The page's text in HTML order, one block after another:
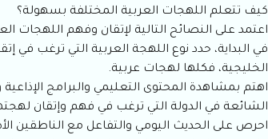
كيف تتعلم اللهجات العربية المختلفة بسهولة؟
اعتمد على النصائح التالية لإتقان وفهم اللهجات
في البداية، حدد نوع اللهجة العربية التي ترغب في
الخليجية، فكلها لهجات عربية.
اهتم بمشاهدة المحتوى التعليمي والبرامج
الشائعة في الدولة التي ترغب في فهم وإتقان
احرص على الحديث اليومي والتفاعل مع الناطقين